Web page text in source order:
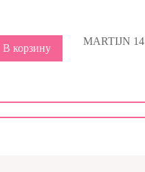
В корзину
MARTIJN 14